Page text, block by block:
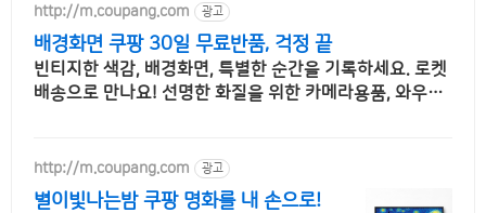
http://m.coupang.com 광고
배경화면 쿠팡 30일 무료반품, 걱정 끝
빈티지한 색감, 배경화면, 특별한 순간을 기록하세요. 로켓
배송으로 만나요! 선명한 화질을 위한 카메라용품, 와우회
http://m.coupang.com 광고
별이빛나는밤 쿠팡 명화를 내 손으로!